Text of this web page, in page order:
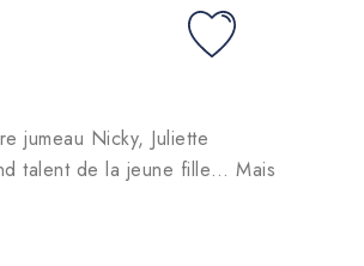
jumeau Nicky, Juliette
talent de la jeune fille… Mais